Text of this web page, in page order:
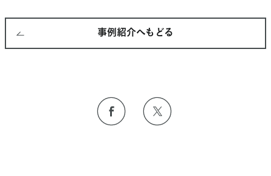
事例紹介へもどる